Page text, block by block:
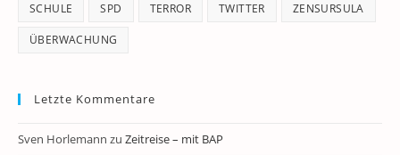
SCHULE SPD TERROR TWITTER ZENSURSULA
ÜBERWACHUNG
Letzte Kommentare
Sven Horlemann zu Zeitreise – mit BAP